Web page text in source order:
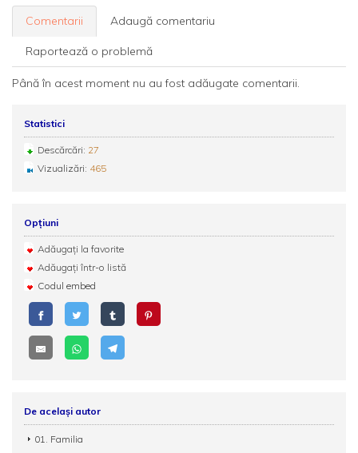
Comentarii Adaugă comentariu
Raportează o problemă
Până în acest moment nu au fost adăugate comentarii.
Statistici
Descărcări: 27
Vizualizări: 465
Opțiuni
Adăugați la favorite
Adăugați într-o listă
Codul embed
De același autor
01. Familia